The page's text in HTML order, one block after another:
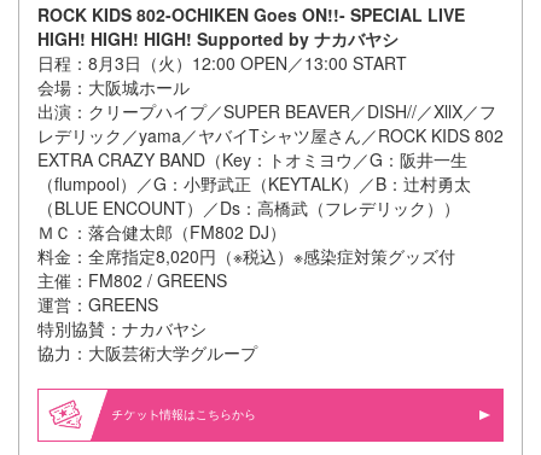
ROCK KIDS 802-OCHIKEN Goes ON!!- SPECIAL LIVE
HIGH! HIGH! HIGH! Supported by ナカバヤシ
日程：8月3日（火）12:00 OPEN／13:00 START
会場：大阪城ホール
出演：クリープハイプ／SUPER BEAVER／DISH//／XllX／フ
レデリック／yama／ヤバイTシャツ屋さん／ROCK KIDS 802
EXTRA CRAZY BAND（Key：トオミヨウ／G：阪井一生
（flumpool）／G：小野武正（KEYTALK）／B：辻村勇太
（BLUE ENCOUNT）／Ds：高橋武（フレデリック））
ＭＣ：落合健太郎（FM802 DJ）
料金：全席指定8,020円（※税込）※感染症対策グッズ付
主催：FM802 / GREENS
運営：GREENS
特別協賛：ナカバヤシ
協力：大阪芸術大学グループ
情報はこちらから